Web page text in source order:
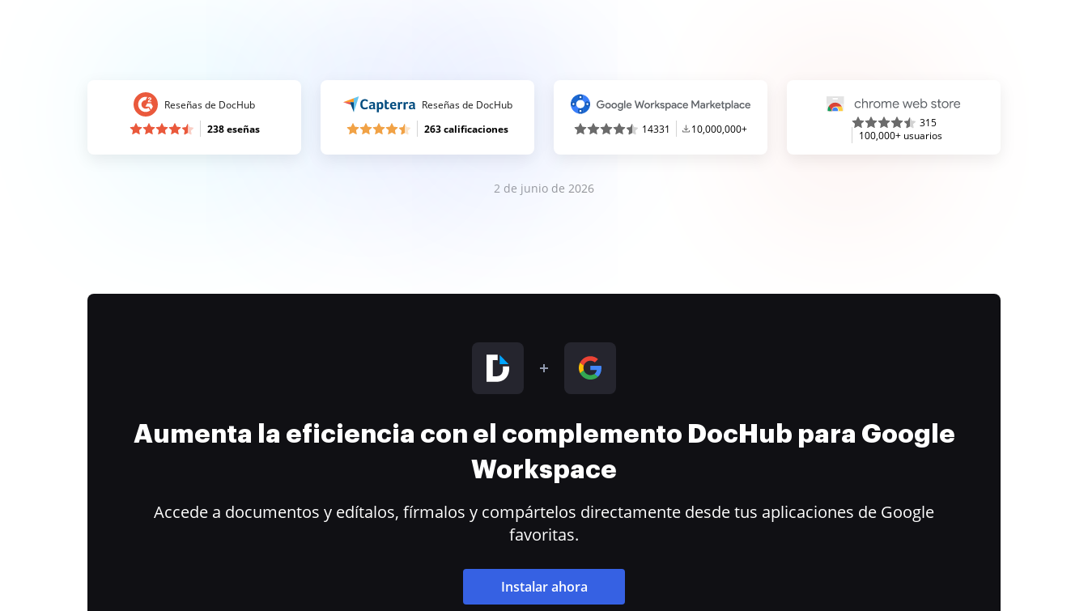
Reseñas de DocHub
238 eseñas
Reseñas de DocHub
263 calificaciones
14331 10,000,000+
315
100,000+ usuarios
2 de junio de 2026
Aumenta la eficiencia con el complemento DocHub para Google
Workspace
Accede a documentos y edítalos, fírmalos y compártelos directamente desde tus aplicaciones de Google
favoritas.
Instalar ahora